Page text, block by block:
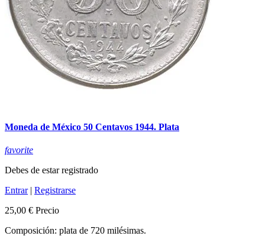
Moneda de México 50 Centavos 1944. Plata
favorite
Debes de estar registrado
Entrar| Registrarse
25,00 € Precio
Composición: plata de 720 milésimas.